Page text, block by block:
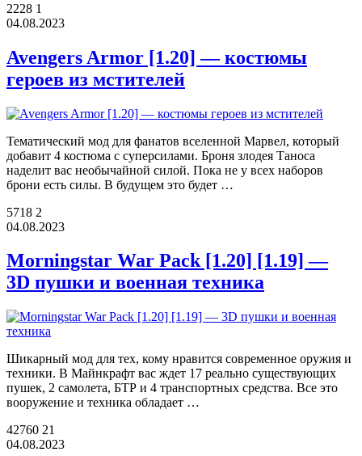
2228 1
04.08.2023
Avengers Armor [1.20] — костюмы
героев из мстителей
Тематический мод для фанатов вселенной Марвел, который
добавит 4 костюма с суперсилами. Броня злодея Таноса
наделит вас необычайной силой. Пока не у всех наборов
брони есть силы. В будущем это будет …
5718 2
04.08.2023
Morningstar War Pack [1.20] [1.19] —
3D пушки и военная техника
Шикарный мод для тех, кому нравится современное оружия и
техники. В Майнкрафт вас ждет 17 реально существующих
пушек, 2 самолета, БТР и 4 транспортных средства. Все это
вооружение и техника обладает …
42760 21
04.08.2023